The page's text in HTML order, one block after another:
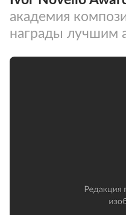
академия
награды лучшим